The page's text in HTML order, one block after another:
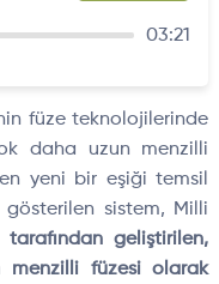
03:21
füze teknolojilerinde
daha uzun menzilli
yeni bir eşiği temsil
gösterilen sistem, Milli
tarafından geliştirilen,
menzilli füzesi olarak